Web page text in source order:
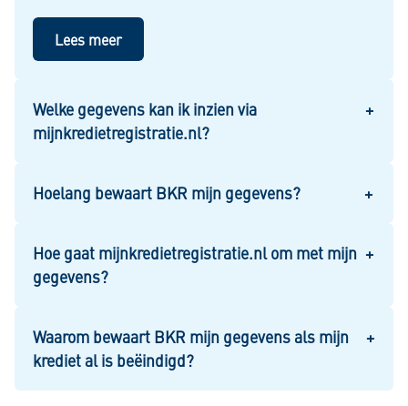
Lees meer
Welke gegevens kan ik inzien via
mijnkredietregistratie.nl?
Hoelang bewaart BKR mijn gegevens?
Hoe gaat mijnkredietregistratie.nl om met mijn
gegevens?
Waarom bewaart BKR mijn gegevens als mijn
krediet al is beëindigd?